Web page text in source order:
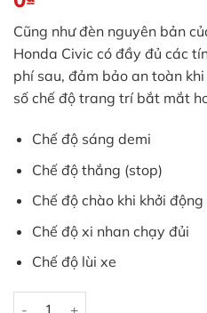
Cũng như đèn nguyên bản
Honda Civic có đầy đủ các
phí sau, đảm bảo an toàn
số chế độ trang trí bắt mắt
Chế độ sáng demi
Chế độ thắng (stop)
Chế độ chào khi khởi động
Chế độ xi nhan chạy đủi
Chế độ lùi xe
Đèn hậu LED Honda Civic